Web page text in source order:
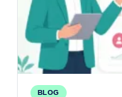
BLOG